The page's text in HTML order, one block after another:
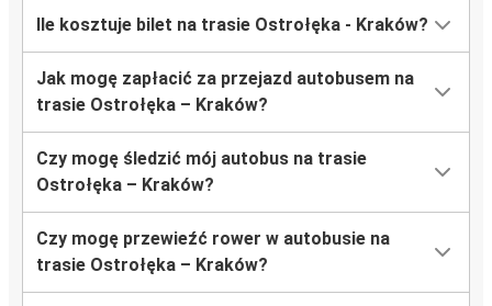
Ile kosztuje bilet na trasie Ostrołęka - Kraków?
Jak mogę zapłacić za przejazd autobusem na
trasie Ostrołęka – Kraków?
Czy mogę śledzić mój autobus na trasie
Ostrołęka – Kraków?
Czy mogę przewieźć rower w autobusie na
trasie Ostrołęka – Kraków?